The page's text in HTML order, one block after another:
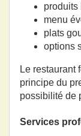
produits
menu
plats
options
Le restaurant
principe du
possibilité de
Services